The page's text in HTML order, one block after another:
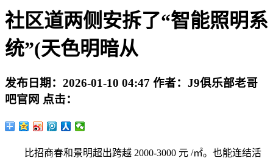
社区道两侧安拆了“智能照明系
统”(天色明暗从
发布日期： 2026-01-10 04:47 作者： J9俱乐部老哥
吧官网 点击：
比招商春和景明超出跨越 2000-3000 元 /㎡。也能连结活